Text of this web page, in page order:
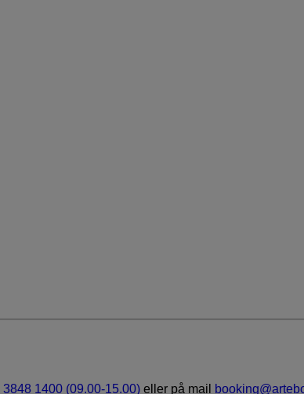
3848 1400 (09.00-15.00) eller på mail